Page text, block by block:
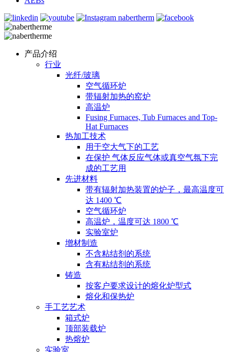
产品介绍
行业
光纤/玻璃
空气循环炉
带辐射加热的窑炉
高温炉
Fusing Furnaces, Tub Furnaces and Top-
Hat Furnaces
热加工技术
用于空大气下的工艺
在保护 气体反应气体或真空气氛下完
成的工艺用
先进材料
带有辐射加热装置的炉子，最高温度可
达 1400 ℃
空气循环炉
高温炉，温度可达 1800 ℃
实验室炉
增材制造
不含粘结剂的系统
含有粘结剂的系统
铸造
按客户要求设计的熔化炉型式
熔化和保热炉
手工艺艺术
箱式炉
顶部装载炉
热熔炉
实验室